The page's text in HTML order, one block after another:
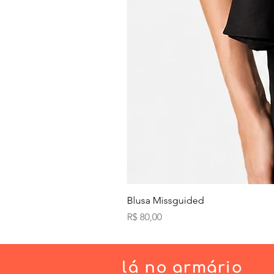
Blusa Missguided
Preço
R$ 80,00
lá no armário